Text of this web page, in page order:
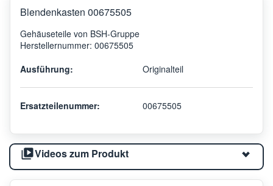
Blendenkasten 00675505
Gehäuseteile von BSH-Gruppe
Herstellernummer: 00675505
Ausführung:
Originalteil
Ersatzteilenummer: 00675505
Videos zum Produkt